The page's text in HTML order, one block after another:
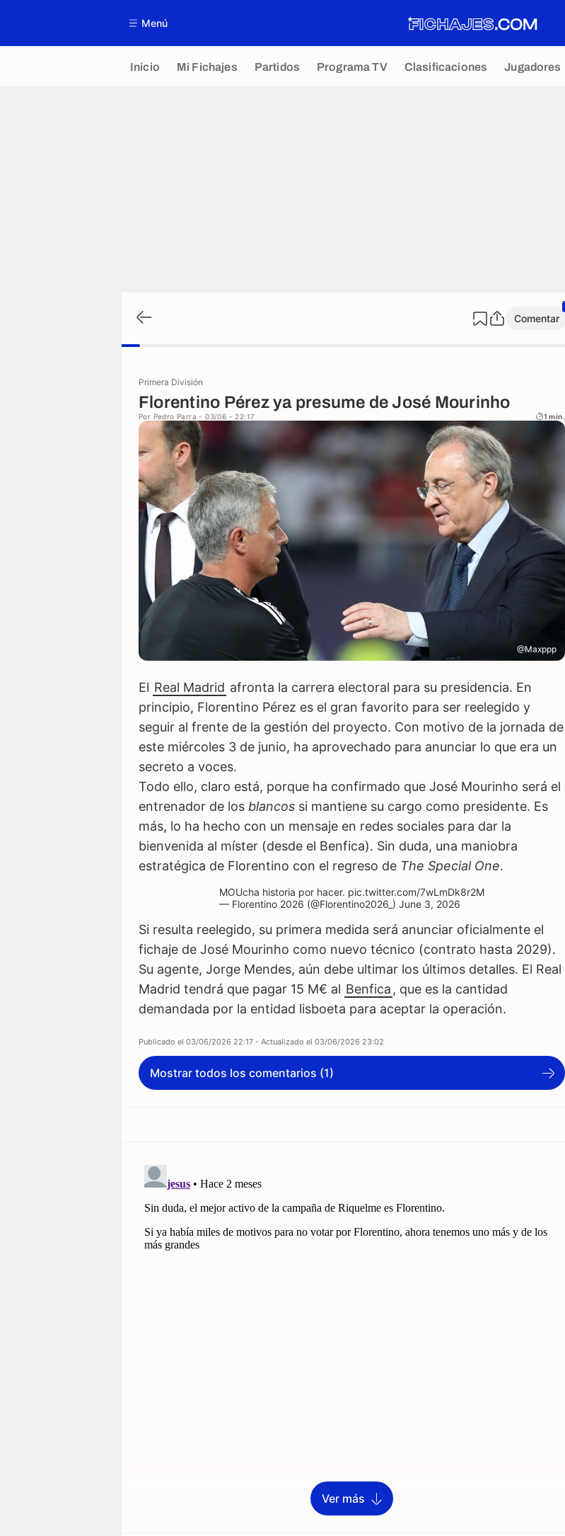
Menú
Inicio Mi Fichajes Partidos Programa TV Clasificaciones Jugadores
Comentar
Primera División
Florentino Pérez ya presume de José Mourinho
Por Pedro Parra - 03/06 - 22:17 1 min.
@Maxppp
El Real Madrid afronta la carrera electoral para su presidencia. En
principio, Florentino Pérez es el gran favorito para ser reelegido y
seguir al frente de la gestión del proyecto. Con motivo de la jornada de
este miércoles 3 de junio, ha aprovechado para anunciar lo que era un
secreto a voces.
Todo ello, claro está, porque ha confirmado que José Mourinho será el
entrenador de los blancos si mantiene su cargo como presidente. Es
más, lo ha hecho con un mensaje en redes sociales para dar la
bienvenida al míster (desde el Benfica). Sin duda, una maniobra
estratégica de Florentino con el regreso de The Special One.
MOUcha historia por hacer. pic.twitter.com/7wLmDk8r2M
— Florentino 2026 (@Florentino2026_) June 3, 2026
Si resulta reelegido, su primera medida será anunciar oficialmente el
fichaje de José Mourinho como nuevo técnico (contrato hasta 2029).
Su agente, Jorge Mendes, aún debe ultimar los últimos detalles. El Real
Madrid tendrá que pagar 15 M€ al Benfica , que es la cantidad
demandada por la entidad lisboeta para aceptar la operación.
Publicado el 03/06/2026 22:17 - Actualizado el 03/06/2026 23:02
Mostrar todos los comentarios (1)
Ver más